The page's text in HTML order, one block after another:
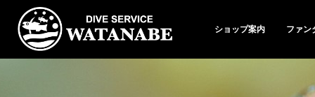
ショップ案内 ファン